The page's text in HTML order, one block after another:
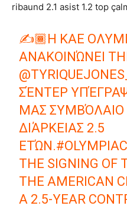
ribaund 2.1 asist 1.2 top
✍️🏾Η ΚΑΕ
ΑΝΑΚΟΙΝΏΝΕΙ
@TYRIQUEJONES_
ΣΈΝΤΕΡ
ΜΑΣ ΣΥΜΒΌΛΑΙΟ
ΔΙΆΡΚΕΙΑΣ 2.5
ΕΤΏΝ.
THE SIGNING OF
THE AMERICAN
A 2.5-YEAR